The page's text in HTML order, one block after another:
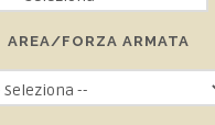
AREA/FORZA ARMATA